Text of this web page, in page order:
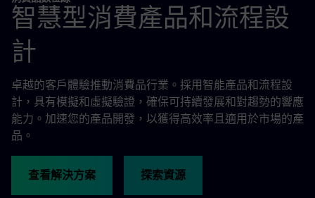
智慧型消費產品和流程設
計
卓越的客戶體驗推動消費品行業。採用智能產品和流程設
計，具有模擬和虛擬驗證，確保可持續發展和對趨勢的響應
能力。加速您的產品開發，以獲得高效率且適用於市場的產
品。
查看解決方案 探索資源